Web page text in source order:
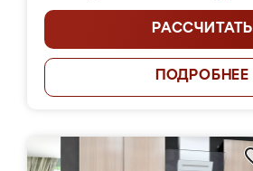
РАССЧИТАТЬ
ПОДРОБНЕЕ